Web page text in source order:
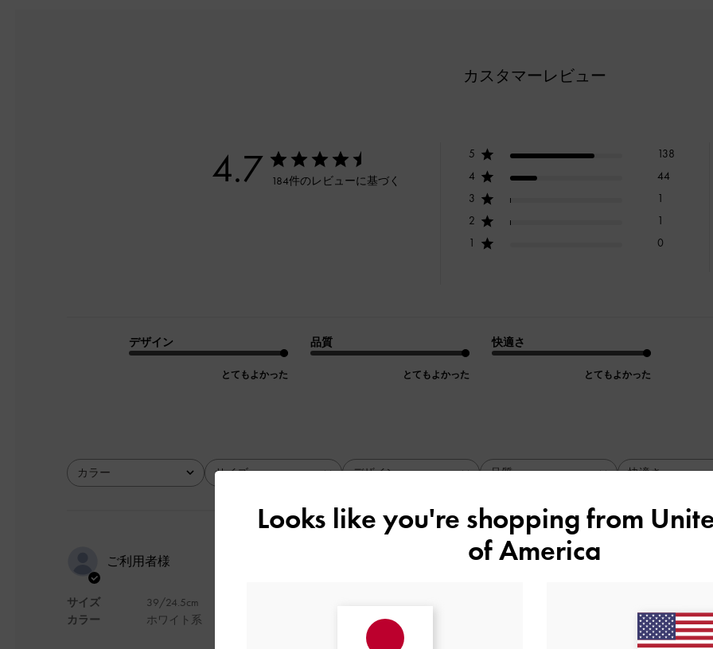
カスタマーレビュー
4.7 184件のレビューに基づく
5
138
4
44
3
1
2
1
1
0
デザイン
とてもよかった
品質
とてもよかった
快適さ
とてもよかった
カラー
全て サイズ デザイン 品質 快適さ
ご利用者様
サイズ
カラー
39/24.5cm
ホワイト系
24cmがなかったので24. 5を買いましたが、自分の足に合わないのか、中敷入れて
自分の足に合えばめっちゃかわいいです。
Looks like you're shopping from
of America